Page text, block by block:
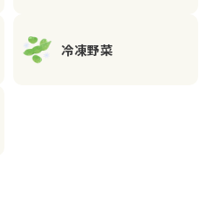
冷凍野菜